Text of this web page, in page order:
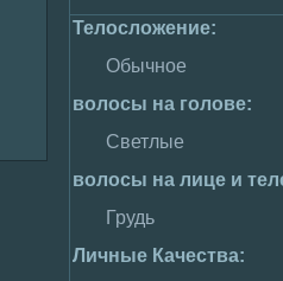
Телoслoжение:
Обычное
волoсы на голoве:
Светлые
волoсы на лице и
Грудь
Личные Качества: